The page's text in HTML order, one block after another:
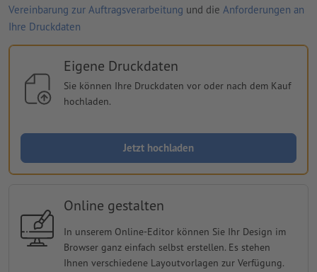
Vereinbarung zur Auftragsverarbeitung und die Anforderungen an
Ihre Druckdaten
Eigene Druckdaten
Sie können Ihre Druckdaten vor oder nach dem Kauf
hochladen.
Jetzt hochladen
Online gestalten
In unserem Online-Editor können Sie Ihr Design im
Browser ganz einfach selbst erstellen. Es stehen
Ihnen verschiedene Layoutvorlagen zur Verfügung.